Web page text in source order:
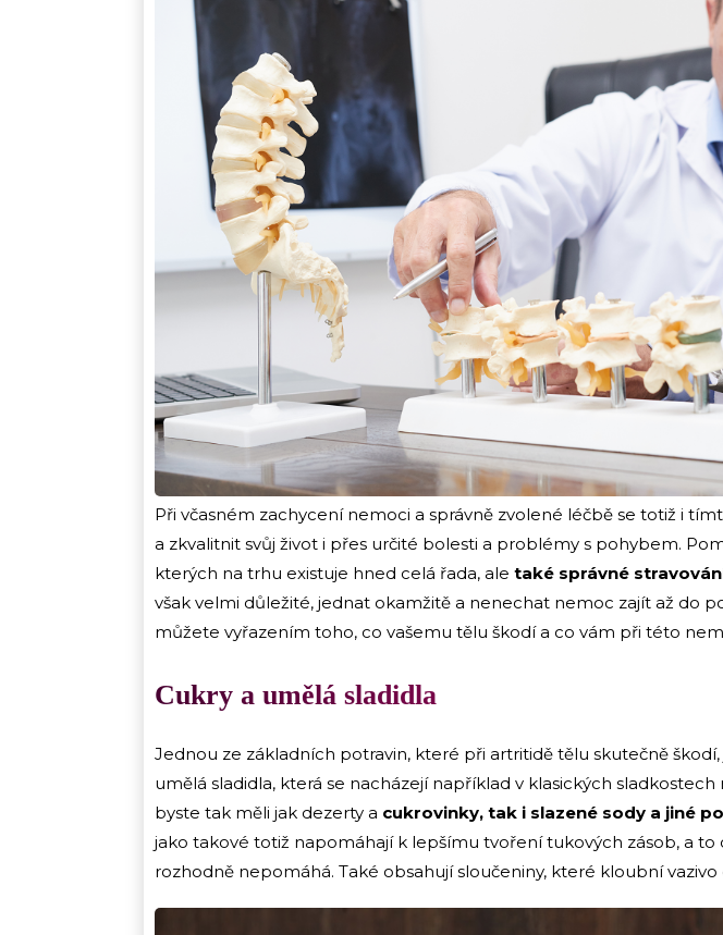
Při včasném zachycení nemoci a správně zvolené léčbě se totiž i
a zkvalitnit svůj život i přes určité bolesti a problémy s pohybem.
kterých na trhu existuje hned celá řada, ale také správné
však velmi důležité, jednat okamžitě a nenechat nemoc zajít až do
můžete vyřazením toho, co vašemu tělu škodí a co vám při této
Cukry a umělá sladidla
Jednou ze základních potravin, které při artritidě tělu skutečně
umělá sladidla, která se nacházejí například v klasických
byste tak měli jak dezerty a cukrovinky, tak i slazené sody a jiné
jako takové totiž napomáhají k lepšímu tvoření tukových zásob, a
rozhodně nepomáhá. Také obsahují sloučeniny, které kloubní vazivo